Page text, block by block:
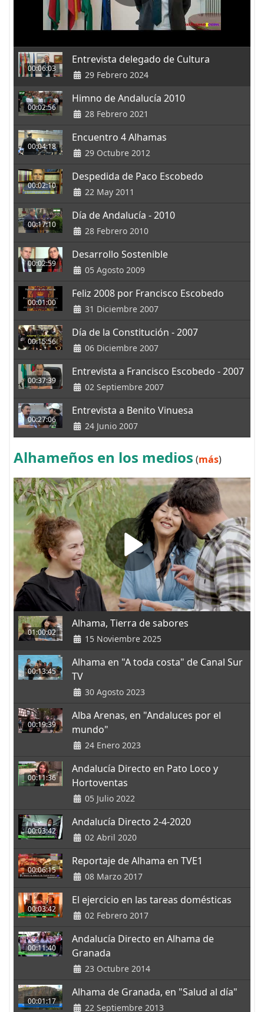
00:06:03
Entrevista delegado de Cultura
29 Febrero 2024
00:02:56
Himno de Andalucía 2010
28 Febrero 2021
00:04:18
Encuentro 4 Alhamas
29 Octubre 2012
00:02:10
Despedida de Paco Escobedo
22 May 2011
00:17:10
Día de Andalucía - 2010
28 Febrero 2010
00:02:59
Desarrollo Sostenible
05 Agosto 2009
00:01:00
Feliz 2008 por Francisco Escobedo
31 Diciembre 2007
00:15:56
Día de la Constitución - 2007
06 Diciembre 2007
00:37:39
Entrevista a Francisco Escobedo - 2007
02 Septiembre 2007
00:27:06
Entrevista a Benito Vinuesa
24 Junio 2007
Alhameños en los medios (más)
01:00:02
Alhama, Tierra de sabores
15 Noviembre 2025
00:13:45
Alhama en "A toda costa" de Canal Sur
TV
30 Agosto 2023
00:19:39
Alba Arenas, en "Andaluces por el
mundo"
24 Enero 2023
00:11:36
Andalucía Directo en Pato Loco y
Hortoventas
05 Julio 2022
00:03:42
Andalucía Directo 2-4-2020
02 Abril 2020
00:06:15
Reportaje de Alhama en TVE1
08 Marzo 2017
00:03:42
El ejercicio en las tareas domésticas
02 Febrero 2017
00:11:40
Andalucía Directo en Alhama de
Granada
23 Octubre 2014
00:01:17
Alhama de Granada, en "Salud al día"
22 Septiembre 2013